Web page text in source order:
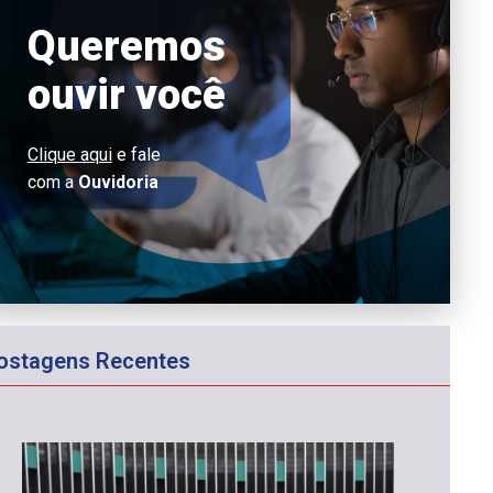
Queremos
ouvir você
Clique aquie fale
com aOuvidoria
Recentes